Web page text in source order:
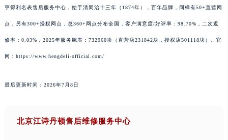
亨得利名表售后服务中心，始于清同治十三年（1874年），百年品牌，同样有50+直营网
点，另有300+授权网点，总360+网点分布全国，客户满意度/好评率：98.70%，二次返
修率：0.03%，2025年服务腕表：732960块（直营店231842块，授权店501118块）。官
网：https://www.hengdeli-official.com/
最后更新时间：2026年7月8日
北京江诗丹顿售后维修服务中心